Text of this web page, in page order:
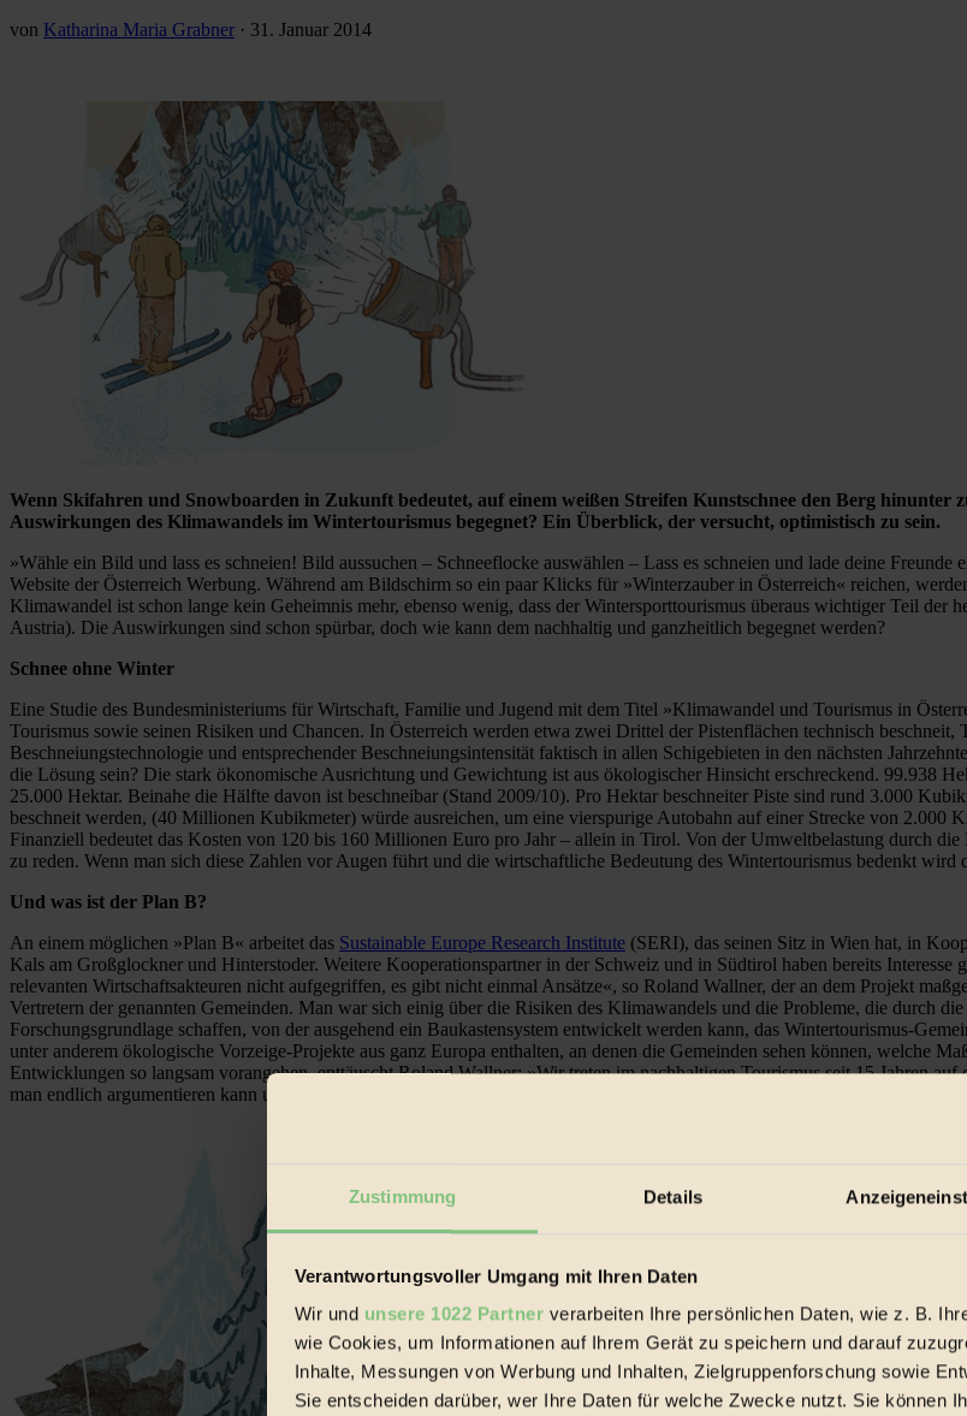
Zustimmung Details
Verantwortungsvoller Umgang mit Ihren Daten
Wir und unsere 1022 Partner verarbeiten Ihre persönlichen Daten, wie z. B.
wie Cookies, um Informationen auf Ihrem Gerät zu speichern und darauf
Inhalte, Messungen von Werbung und Inhalten, Zielgruppenforschung sowie
Sie entscheiden darüber, wer Ihre Daten für welche Zwecke nutzt. Sie können
von Katharina Maria Grabner · 31. Januar 2014
Wenn Skifahren und Snowboarden in Zukunft bedeutet, auf einem weißen Streifen Kunstschnee den Berg hinunter
Auswirkungen des Klimawandels im Wintertourismus begegnet? Ein Überblick, der versucht, optimistisch zu sein.
»Wähle ein Bild und lass es schneien! Bild aussuchen – Schneeflocke auswählen – Lass es schneien und lade deine
Website der Österreich Werbung. Während am Bildschirm so ein paar Klicks für »Winterzauber in Österreich« reichen,
Klimawandel ist schon lange kein Geheimnis mehr, ebenso wenig, dass der Wintersporttourismus überaus wichtiger Teil der
Austria). Die Auswirkungen sind schon spürbar, doch wie kann dem nachhaltig und ganzheitlich begegnet werden?
Schnee ohne Winter
Eine Studie des Bundesministeriums für Wirtschaft, Familie und Jugend mit dem Titel »Klimawandel und Tourismus in
Tourismus sowie seinen Risiken und Chancen. In Österreich werden etwa zwei Drittel der Pistenflächen technisch
Beschneiungstechnologie und entsprechender Beschneiungsintensität faktisch in allen Schigebieten in den nächsten
die Lösung sein? Die stark ökonomische Ausrichtung und Gewichtung ist aus ökologischer Hinsicht erschreckend. 99.938
25.000 Hektar. Beinahe die Hälfte davon ist beschneibar (Stand 2009/10). Pro Hektar beschneiter Piste sind rund 3.000
beschneit werden, (40 Millionen Kubikmeter) würde ausreichen, um eine vierspurige Autobahn auf einer Strecke von 2.000
Finanziell bedeutet das Kosten von 120 bis 160 Millionen Euro pro Jahr – allein in Tirol. Von der Umweltbelastung durch
zu reden. Wenn man sich diese Zahlen vor Augen führt und die wirtschaftliche Bedeutung des Wintertourismus bedenkt
Und was ist der Plan B?
An einem möglichen »Plan B« arbeitet das Sustainable Europe Research Institute (SERI), das seinen Sitz in Wien hat, in
Kals am Großglockner und Hinterstoder. Weitere Kooperationspartner in der Schweiz und in Südtirol haben bereits
relevanten Wirtschaftsakteuren nicht aufgegriffen, es gibt nicht einmal Ansätze«, so Roland Wallner, der an dem Projekt
Vertretern der genannten Gemeinden. Man war sich einig über die Risiken des Klimawandels und die Probleme, die durch
Forschungsgrundlage schaffen, von der ausgehend ein Baukastensystem entwickelt werden kann, das Wintertourismus-
unter anderem ökologische Vorzeige-Projekte aus ganz Europa enthalten, an denen die Gemeinden sehen können, welche
Entwicklungen so langsam vorangehen, enttäuscht Roland Wallner: »Wir treten im nachhaltigen Tourismus seit 15 Jahren
man endlich argumentieren kann und weiß, was etwas bringt«.